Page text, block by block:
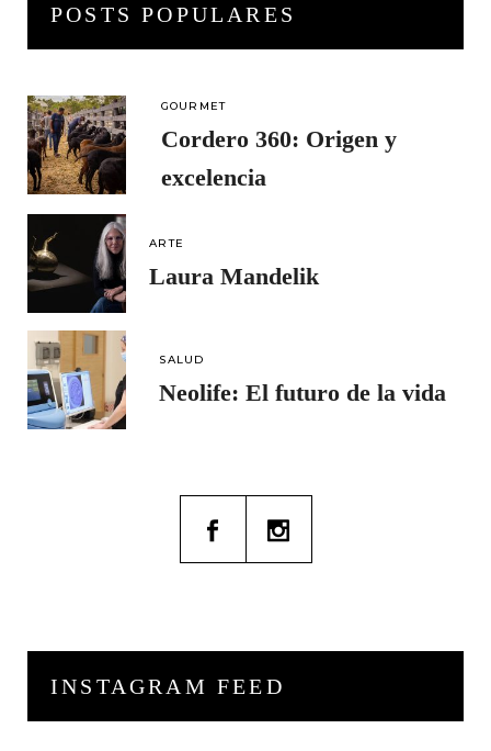
POSTS POPULARES
GOURMET
Cordero 360: Origen y
excelencia
ARTE
Laura Mandelik
SALUD
Neolife: El futuro de la vida
INSTAGRAM FEED